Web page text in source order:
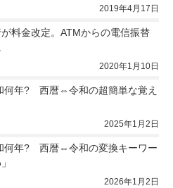
2019年4月17日
料金改定。ATMからの電信振替
2020年1月10日
何年?　西暦⇔令和の超簡単な覚え
2025年1月2日
何年?　西暦⇔令和の変換キーワー
2026年1月2日